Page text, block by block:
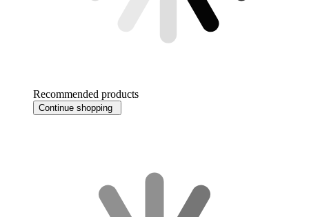
Recommended products
Continue shopping